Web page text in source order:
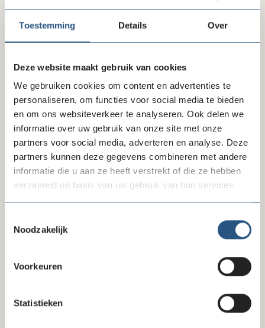
Toestemming Details Over
Deze website maakt gebruik van cookies
We gebruiken cookies om content en advertenties te
personaliseren, om functies voor social media te bieden
en om ons websiteverkeer te analyseren. Ook delen we
informatie over uw gebruik van onze site met onze
partners voor social media, adverteren en analyse. Deze
partners kunnen deze gegevens combineren met andere
informatie die u aan ze heeft verstrekt of die ze hebben
verzameld op basis van uw gebruik van hun services.
Noodzakelijk
Voorkeuren
Statistieken
10-07-26
Reactie FD-artikel gegevensverzameling